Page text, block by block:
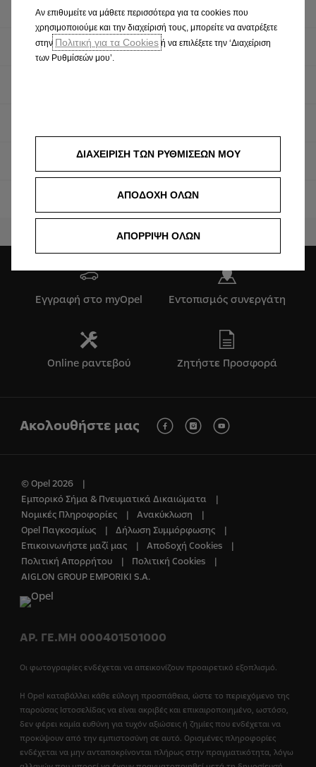
Εγχειρίδια Χρήσης
Ασφαλιστική Κάλυψη Opel
OpelConnect
Εγγραφή στο myOpel Εντοπισμός συνεργάτη
Online ραντεβού Ζητήστε Προσφορά
Ακολουθήστε μας
© Opel 2026
Εμπορικό Σήμα & Πνευματικά Δικαιώματα
Νομικές Πληροφορίες
Ανακύκλωση
Opel Παγκοσμίως
Δήλωση Συμμόρφωσης
Επικοινωνήστε μαζί μας
Αποδοχή Cookies
Πολιτική Απορρήτου
Πολιτική Cookies
AIGLON GROUP EMPORIKI S.A.
ΑΡ. ΓΕ.ΜΗ 000401501000
Οι φωτογραφίες ενδέχεται να απεικονίζουν προαιρετικό εξοπλισμό.
Η Opel καταβάλλει κάθε εύλογη προσπάθεια, ώστε το περιεχόμενο της
παρούσας Ιστοσελίδας να είναι ακριβές και επικαιροποιημένο, ωστόσο,
δεν φέρει καμία ευθύνη για τυχόν αξιώσεις ή ζημίες που ενδέχεται να
προκύψουν από την εμπιστοσύνη σε αυτό. Ορισμένες πληροφορίες
ενδέχεται να μην ανταποκρίνονται πλήρως στην πραγματικότητα, λόγω
Αν επιθυμείτε να μάθετε περισσότερα για τα cookies που
χρησιμοποιούμε και την διαχείρισή τους, μπορείτε να ανατρέξετε
στην Πολιτική για τα Cookies ή να επιλέξετε την ‘Διαχείριση
των Ρυθμίσεών μου’.
ΔΙΑΧΕΙΡΙΣΗ ΤΩΝ ΡΥΘΜΙΣΕΩΝ ΜΟΥ
ΑΠΟΔΟΧΗ ΟΛΩΝ
ΑΠΟΡΡΙΨΗ ΟΛΩΝ